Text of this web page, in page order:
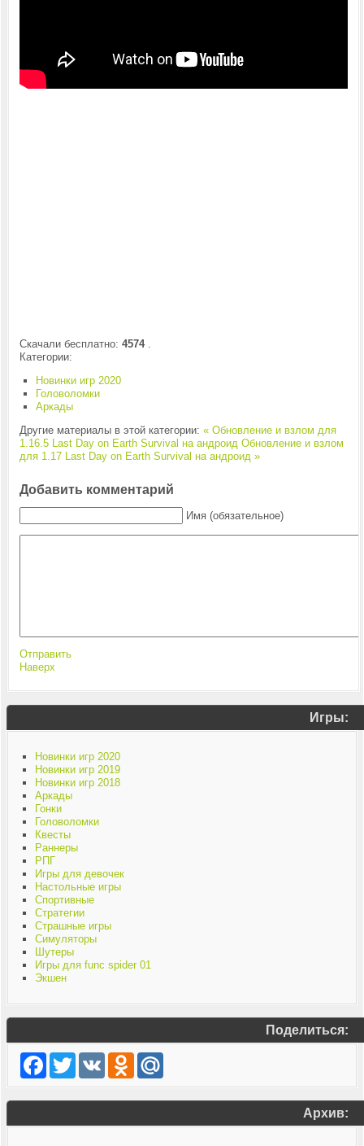
Скачали бесплатно: 4574.
Категории:
Новинки игр 2020
Головоломки
Аркады
Другие материалы в этой категории: « Обновление и взлом для
1.16.5 Last Day on Earth Survival на андроид Обновление и взлом
для 1.17 Last Day on Earth Survival на андроид »
Добавить комментарий
Имя (обязательное)
Отправить
Наверх
Игры:
Новинки игр 2020
Новинки игр 2019
Новинки игр 2018
Аркады
Гонки
Головоломки
Квесты
Раннеры
РПГ
Игры для девочек
Настольные игры
Спортивные
Стратегии
Страшные игры
Симуляторы
Шутеры
Игры для func spider 01
Экшен
Поделиться:
Facebook
TwitterVK Odnoklassniki
Mail.Ru
Архив: